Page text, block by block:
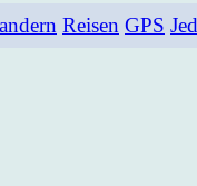
Rei­sen GPS